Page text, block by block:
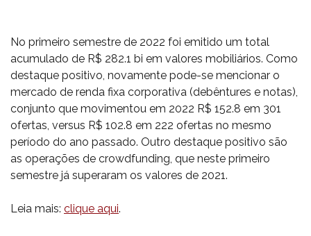
No primeiro semestre de 2022 foi emitido um total
acumulado de R$ 282.1 bi em valores mobiliários. Como
destaque positivo, novamente pode-se mencionar o
mercado de renda fixa corporativa (debêntures e notas),
conjunto que movimentou em 2022 R$ 152.8 em 301
ofertas, versus R$ 102.8 em 222 ofertas no mesmo
período do ano passado. Outro destaque positivo são
as operações de crowdfunding, que neste primeiro
semestre já superaram os valores de 2021.
Leia mais: clique aqui.